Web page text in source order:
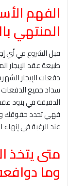
الفهم
المنتهي
قبل الشروع في أي
طبيعة عقد الإيجار
دفعات الإيجار
سداد جميع الدفعات
الدقيقة في بنود
فهي تحدد حقوقك
عند الرغبة في إنهاء
متى يتخذ
وما